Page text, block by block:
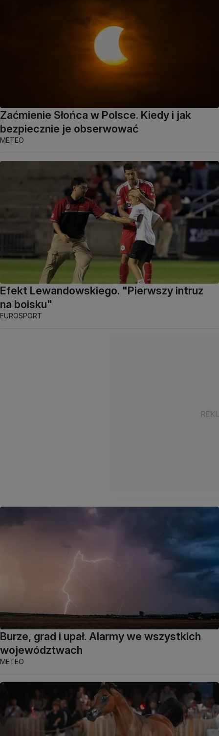
Zaćmienie Słońca w Polsce. Kiedy i jak
bezpiecznie je obserwować
METEO
Efekt Lewandowskiego. "Pierwszy intruz
na boisku"
EUROSPORT
Burze, grad i upał. Alarmy we wszystkich
województwach
METEO